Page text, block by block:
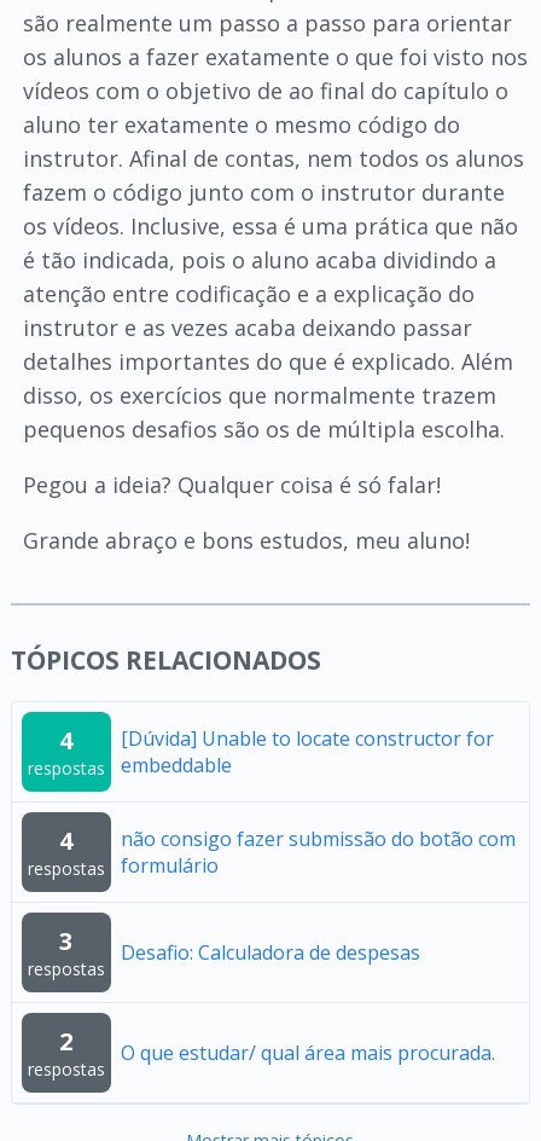
são realmente um passo a passo para orientar
os alunos a fazer exatamente o que foi visto nos
vídeos com o objetivo de ao final do capítulo o
aluno ter exatamente o mesmo código do
instrutor. Afinal de contas, nem todos os alunos
fazem o código junto com o instrutor durante
os vídeos. Inclusive, essa é uma prática que não
é tão indicada, pois o aluno acaba dividindo a
atenção entre codificação e a explicação do
instrutor e as vezes acaba deixando passar
detalhes importantes do que é explicado. Além
disso, os exercícios que normalmente trazem
pequenos desafios são os de múltipla escolha.
Pegou a ideia? Qualquer coisa é só falar!
Grande abraço e bons estudos, meu aluno!
TÓPICOS RELACIONADOS
4
respostas
[Dúvida] Unable to locate constructor for
embeddable
4
respostas
não consigo fazer submissão do botão com
formulário
3
respostas
Desafio: Calculadora de despesas
2
respostas
O que estudar/ qual área mais procurada.